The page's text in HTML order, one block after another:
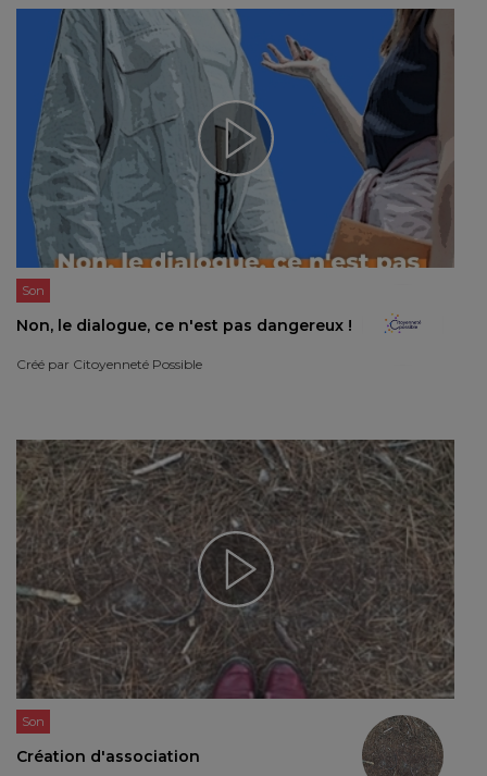
Son
Non, le dialogue, ce n'est pas dangereux !
Créé par Citoyenneté Possible
Son
Création d'association